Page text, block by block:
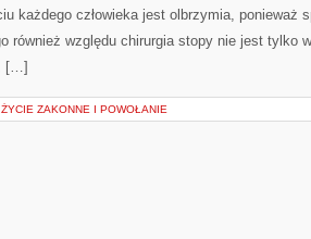
każdego człowieka jest olbrzymia, ponieważ
również względu chirurgia stopy nie jest tylko
[…]
ŻYCIE ZAKONNE I POWOŁANIE